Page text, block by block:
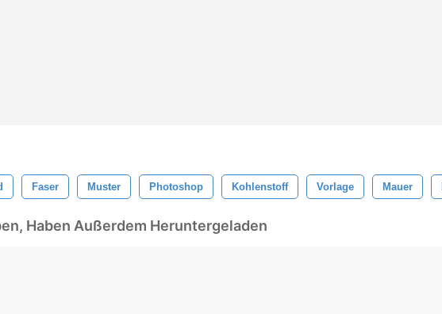
Faser Muster Photoshop Kohlenstoff Vorlage Mauer
Haben Außerdem Heruntergeladen